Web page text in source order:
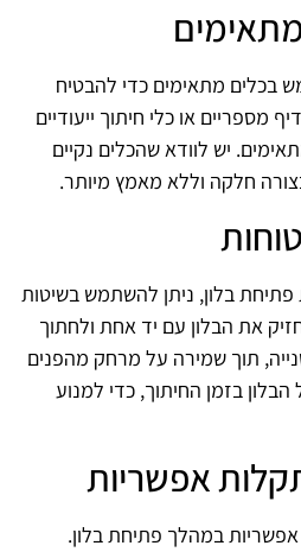
בכלים מתאימים כדי להבטיח
מספריים או כלי חיתוך ייעודיים
יש לוודא שהכלים נקיים
חלקה וללא מאמץ מיותר.
בלון, ניתן להשתמש בשיטות
את הבלון עם יד אחת ולחתוך
תוך שמירה על מרחק מהפנים
בזמן החיתוך, כדי למנוע
אפשריות
במהלך פתיחת בלון.